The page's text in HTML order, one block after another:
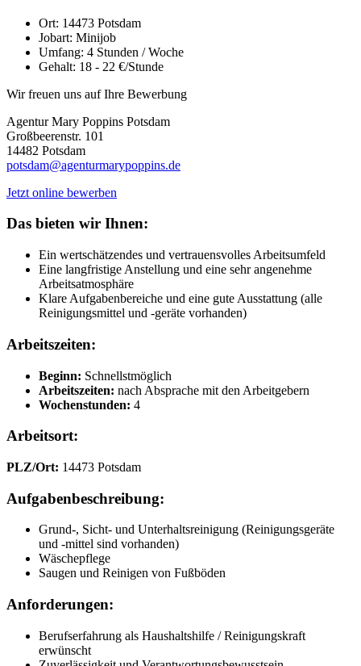
Ort: 14473 Potsdam
Jobart: Minijob
Umfang: 4 Stunden / Woche
Gehalt: 18 - 22 €/Stunde
Wir freuen uns auf Ihre Bewerbung
Agentur Mary Poppins Potsdam
Großbeerenstr. 101
14482 Potsdam
potsdam@agenturmarypoppins.de
Jetzt online bewerben
Das bieten wir Ihnen:
Ein wertschätzendes und vertrauensvolles Arbeitsumfeld
Eine langfristige Anstellung und eine sehr angenehme
Arbeitsatmosphäre
Klare Aufgabenbereiche und eine gute Ausstattung (alle
Reinigungsmittel und -geräte vorhanden)
Arbeitszeiten:
Beginn: Schnellstmöglich
Arbeitszeiten: nach Absprache mit den Arbeitgebern
Wochenstunden: 4
Arbeitsort:
PLZ/Ort: 14473 Potsdam
Aufgabenbeschreibung:
Grund-, Sicht- und Unterhaltsreinigung (Reinigungsgeräte
und -mittel sind vorhanden)
Wäschepflege
Saugen und Reinigen von Fußböden
Anforderungen:
Berufserfahrung als Haushaltshilfe / Reinigungskraft
erwünscht